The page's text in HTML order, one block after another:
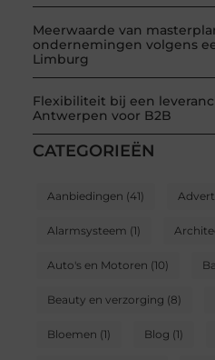
Meerwaarde van
ondernemingen volgens
Limburg
Flexibiliteit bij een
Antwerpen voor B2B
CATEGORIEËN
Aanbiedingen (41)
Alarmsysteem (1)
Auto's en Motoren (10)
Beauty en verzorging (8)
Bloemen (1) Blog (1)